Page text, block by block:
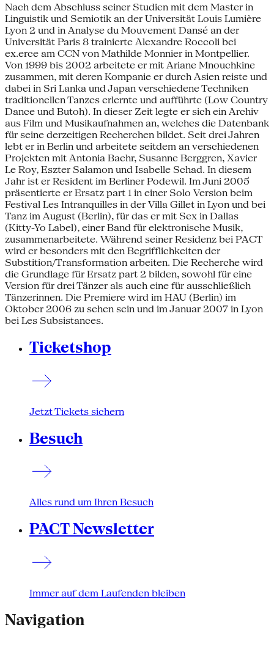
Nach dem Abschluss seiner Studien mit dem Master in
Linguistik und Semiotik an der Universität Louis Lumière
Lyon 2 und in Analyse du Mouvement Dansé an der
Universität Paris 8 trainierte Alexandre Roccoli bei
ex.erce am CCN von Mathilde Monnier in Montpellier.
Von 1999 bis 2002 arbeitete er mit Ariane Mnouchkine
zusammen, mit deren Kompanie er durch Asien reiste und
dabei in Sri Lanka und Japan verschiedene Techniken
traditionellen Tanzes erlernte und aufführte (Low Country
Dance und Butoh). In dieser Zeit legte er sich ein Archiv
aus Film und Musikaufnahmen an, welches die Datenbank
für seine derzeitigen Recherchen bildet. Seit drei Jahren
lebt er in Berlin und arbeitete seitdem an verschiedenen
Projekten mit Antonia Baehr, Susanne Berggren, Xavier
Le Roy, Eszter Salamon und Isabelle Schad. In diesem
Jahr ist er Resident im Berliner Podewil. Im Juni 2005
präsentierte er Ersatz part 1 in einer Solo Version beim
Festival Les Intranquilles in der Villa Gillet in Lyon und bei
Tanz im August (Berlin), für das er mit Sex in Dallas
(Kitty-Yo Label), einer Band für elektronische Musik,
zusammenarbeitete. Während seiner Residenz bei PACT
wird er besonders mit den Begrifflichkeiten der
Substition/Transformation arbeiten. Die Recherche wird
die Grundlage für Ersatz part 2 bilden, sowohl für eine
Version für drei Tänzer als auch eine für ausschließlich
Tänzerinnen. Die Premiere wird im HAU (Berlin) im
Oktober 2006 zu sehen sein und im Januar 2007 in Lyon
bei Les Subsistances.
Ticketshop
Jetzt Tickets sichern
Besuch
Alles rund um Ihren Besuch
PACT Newsletter
Immer auf dem Laufenden bleiben
Navigation